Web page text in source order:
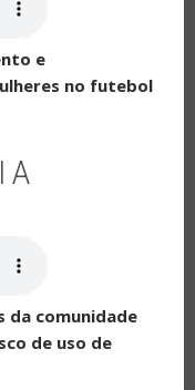
e
no futebol
da comunidade
de uso de